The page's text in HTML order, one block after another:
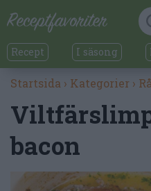
Recept I säsong
Startsida › Kategorier ›
bacon